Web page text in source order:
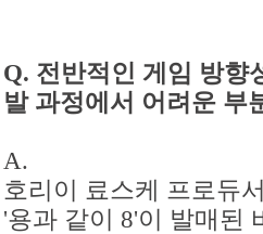
Q. 전반적인 게임 방향
발 과정에서 어려운 부
A.
호리이 료스케 프로듀
'용과 같이 8'이 발매된